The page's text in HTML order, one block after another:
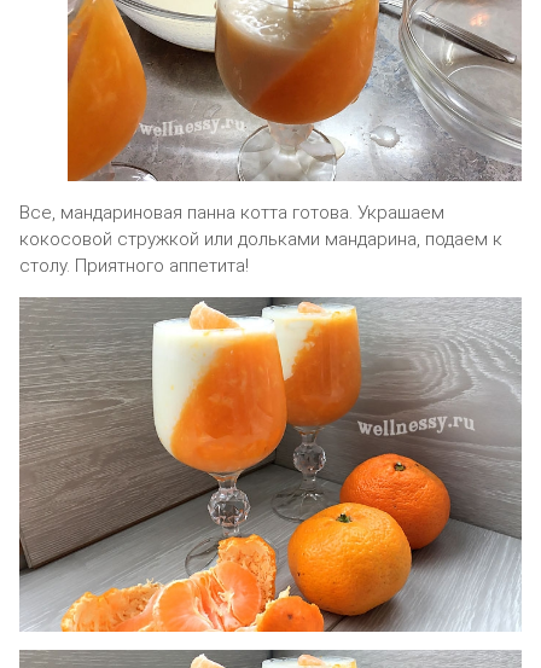
Все, мандариновая панна котта готова. Украшаем
кокосовой стружкой или дольками мандарина, подаем к
столу. Приятного аппетита!